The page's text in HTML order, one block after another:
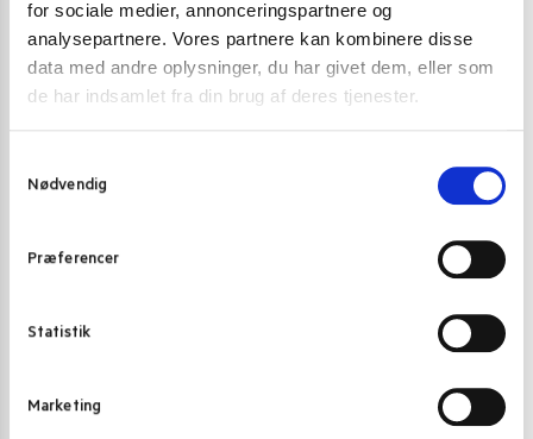
for sociale medier, annonceringspartnere og
analysepartnere. Vores partnere kan kombinere disse
data med andre oplysninger, du har givet dem, eller som
de har indsamlet fra din brug af deres tjenester.
Nødvendig
Præferencer
Statistik
Marketing
Gode alternativer til dette produkt